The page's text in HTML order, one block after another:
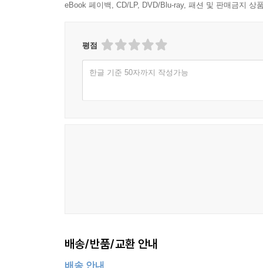
eBook 페이백, CD/LP, DVD/Blu-ray, 패션 및 판매금지 상
평점
한글 기준 50자까지 작성가능
배송/반품/교환 안내
배송 안내